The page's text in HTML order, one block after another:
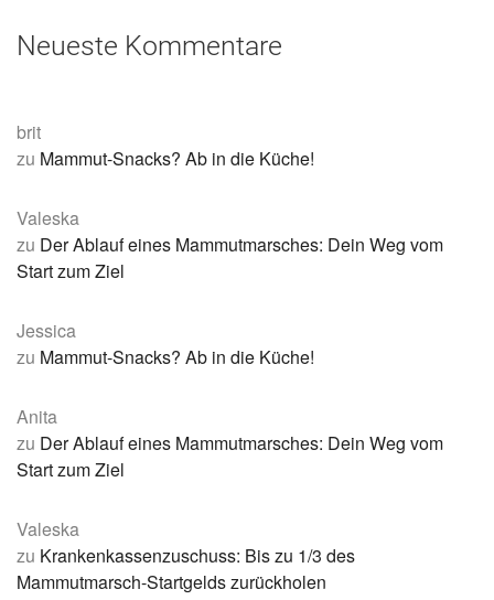
Neueste Kommentare
brit
zu Mammut-Snacks? Ab in die Küche!
Valeska
zu Der Ablauf eines Mammutmarsches: Dein Weg vom
Start zum Ziel
Jessica
zu Mammut-Snacks? Ab in die Küche!
Anita
zu Der Ablauf eines Mammutmarsches: Dein Weg vom
Start zum Ziel
Valeska
zu Krankenkassenzuschuss: Bis zu 1/3 des
Mammutmarsch-Startgelds zurückholen